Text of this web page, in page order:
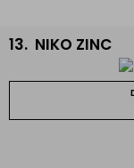
13. NIKO ZINC